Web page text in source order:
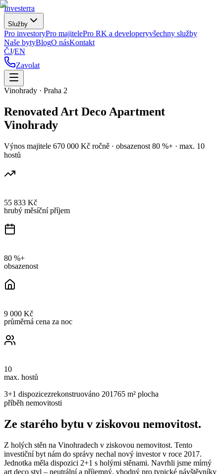
Investerra
Služby
Pro investoryPro majitelePro RK a developeryvšechny služby
Naše bytyBlogO násKontakt
ČJ/EN
Zavolat
Vinohrady · Praha 2
Renovated Art Deco Apartment
Vinohrady
Výnos majitele 670 000 Kč ročně · obsazenost 80 %+ · max. 10
hostů
55 833 Kč
hrubý měsíční příjem
80 %+
obsazenost
9 000 Kč
průměrná cena za noc
10
max. hostů
3+1 dispozicezrekonstruováno 201765 m² plocha
příběh nemovitosti
Ze starého bytu v ziskovou nemovitost.
Z holých stěn na Vinohradech v ziskovou nemovitost. Tento
investiční byt nám do správy nechal nový investor v roce 2017.
Jednotka měla dispozici 2+1 s holými stěnami. Navrhli jsme mírný
art deco styl – neutrální a příjemný, vhodný pro typické návštěvníky